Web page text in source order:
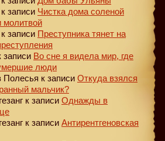
к записи Чистка дома соленой
молитвой
к записи Преступника тянет на
записи Во сне я видела мир, где
люди
Полесья к записи Откуда взялся
мальчик?
к записи Однажды в
к записи Антирентгеновская